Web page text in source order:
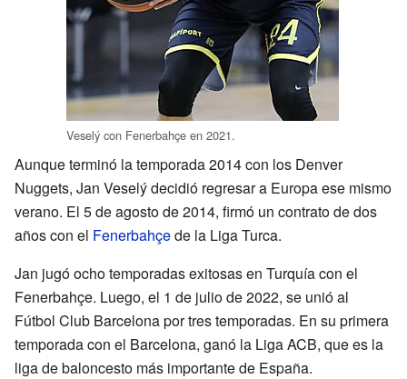
Veselý con Fenerbahçe en 2021.
Aunque terminó la temporada 2014 con los Denver
Nuggets, Jan Veselý decidió regresar a Europa ese mismo
verano. El 5 de agosto de 2014, firmó un contrato de dos
años con el Fenerbahçede la Liga Turca.
Jan jugó ocho temporadas exitosas en Turquía con el
Fenerbahçe. Luego, el 1 de julio de 2022, se unió al
Fútbol Club Barcelona por tres temporadas. En su primera
temporada con el Barcelona, ganó la Liga ACB, que es la
liga de baloncesto más importante de España.